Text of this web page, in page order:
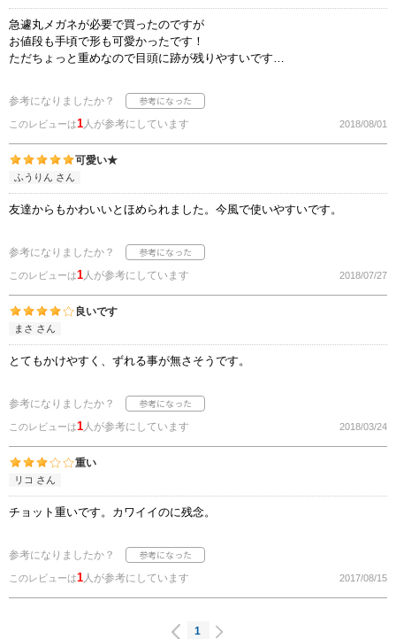
急遽丸メガネが必要で買ったのですが
お値段も手頃で形も可愛かったです！
ただちょっと重めなので目頭に跡が残りやすいです…
参考になりましたか？
このレビューは1人が参考にしています 2018/08/01
可愛い★
ふうりん さん
友達からもかわいいとほめられました。今風で使いやすいです。
参考になりましたか？
このレビューは1人が参考にしています 2018/07/27
良いです
まさ さん
とてもかけやすく、ずれる事が無さそうです。
参考になりましたか？
このレビューは1人が参考にしています 2018/03/24
重い
リコ さん
チョット重いです。カワイイのに残念。
参考になりましたか？
このレビューは1人が参考にしています 2017/08/15
1